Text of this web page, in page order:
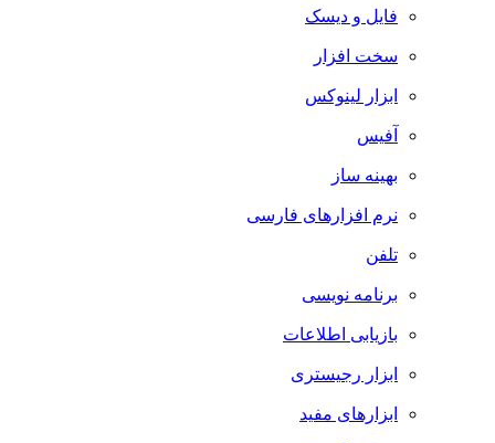
فایل و دیسک
سخت افزار
ابزار لینوکس
آفیس
بهینه ساز
نرم افزارهای فارسی
تلفن
برنامه نویسی
بازیابی اطلاعات
ابزار رجیستری
ابزارهای مفید